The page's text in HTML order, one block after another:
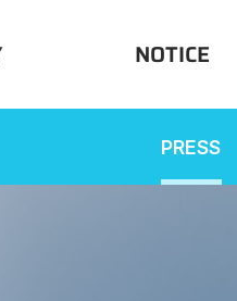
NOTICE
NOTICE
PRESS